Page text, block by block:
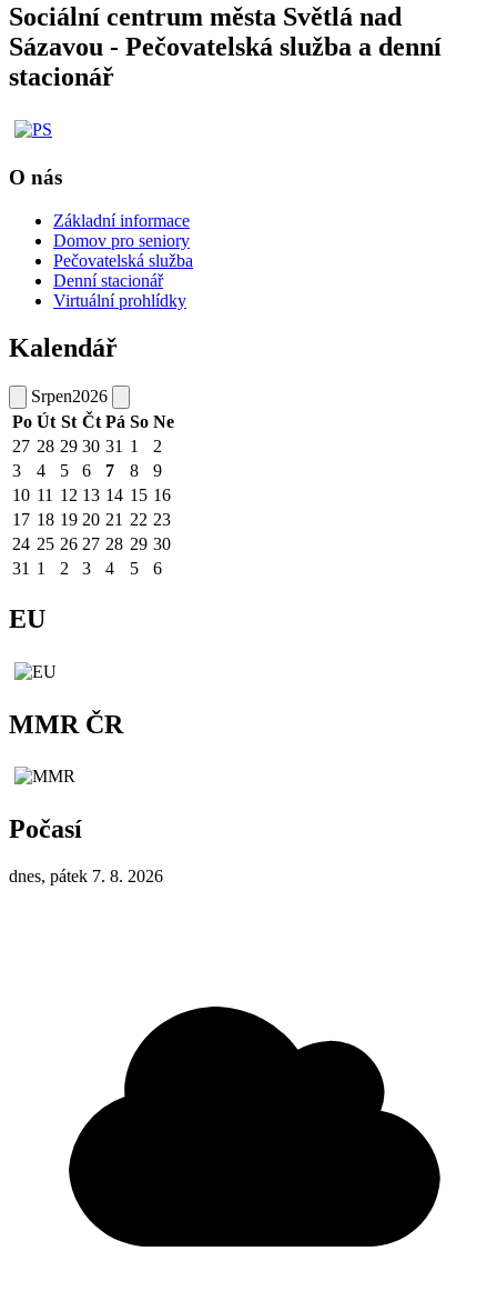
Sociální centrum města Světlá nad
Sázavou - Pečovatelská služba a denní
stacionář
O nás
Základní informace
Domov pro seniory
Pečovatelská služba
Denní stacionář
Virtuální prohlídky
Kalendář
Srpen2026
Po Út St Čt Pá So Ne
27 28 29 30 31 1
2
3
4 5 6 7 8
9
10 11 12 13 14 15 16
17 18 19 20 21 22 23
24 25 26 27 28 29 30
31 1 2 3 4 5 6
EU
MMR ČR
Počasí
dnes, pátek 7. 8. 2026